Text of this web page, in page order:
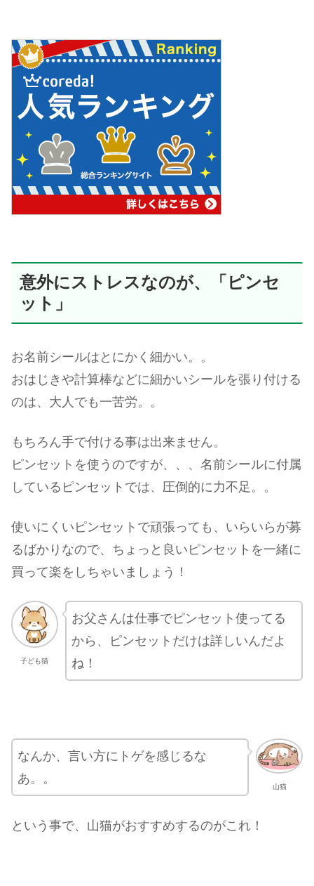
意外にストレスなのが、「ピンセ
ット」
お名前シールはとにかく細かい。。
おはじきや計算棒などに細かいシールを張り付ける
のは、大人でも一苦労。。
もちろん手で付ける事は出来ません。
ピンセットを使うのですが、、、名前シールに付属
しているピンセットでは、圧倒的に力不足。。
使いにくいピンセットで頑張っても、いらいらが募
るばかりなので、ちょっと良いピンセットを一緒に
買って楽をしちゃいましょう！
子ども猫
お父さんは仕事でピンセット使ってる
から、ピンセットだけは詳しいんだよ
ね！
山猫
なんか、言い方にトゲを感じるな
あ。。
という事で、山猫がおすすめするのがこれ！